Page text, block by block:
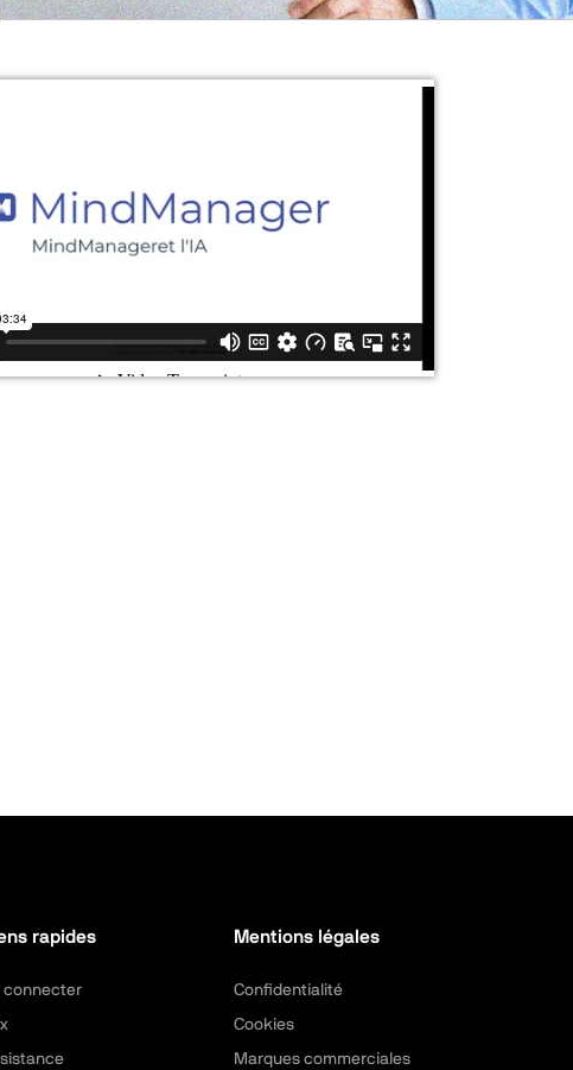
rapides
connecter
Mentions légales
Confidentialité
Cookies
Marques commerciales